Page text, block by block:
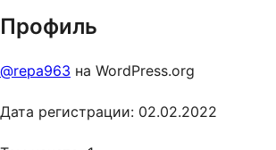
Профиль
@repa963 на WordPress.org
Дата регистрации: 02.02.2022